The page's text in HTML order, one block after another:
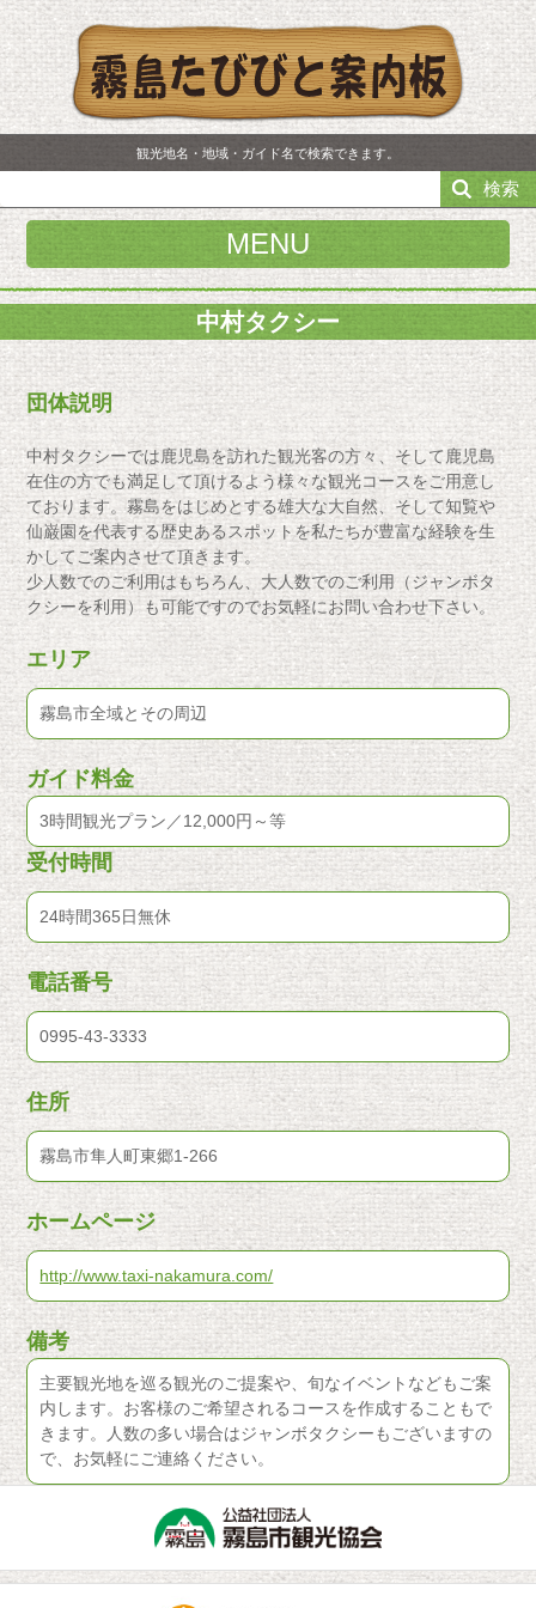
観光地名・地域・ガイド名で検索できます。
検索
MENU
中村タクシー
団体説明
中村タクシーでは鹿児島を訪れた観光客の方々、そして鹿児島
在住の方でも満足して頂けるよう様々な観光コースをご用意し
ております。霧島をはじめとする雄大な大自然、そして知覧や
仙巌園を代表する歴史あるスポットを私たちが豊富な経験を生
かしてご案内させて頂きます。
少人数でのご利用はもちろん、大人数でのご利用（ジャンボタ
クシーを利用）も可能ですのでお気軽にお問い合わせ下さい。
エリア
霧島市全域とその周辺
ガイド料金
3時間観光プラン／12,000円～等
受付時間
24時間365日無休
電話番号
0995-43-3333
住所
霧島市隼人町東郷1-266
ホームページ
http://www.taxi-nakamura.com/
備考
主要観光地を巡る観光のご提案や、旬なイベントなどもご案
内します。お客様のご希望されるコースを作成することもで
きます。人数の多い場合はジャンボタクシーもございますの
で、お気軽にご連絡ください。